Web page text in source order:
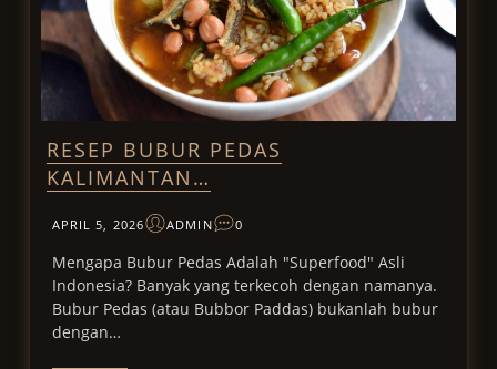
RESEP BUBUR PEDAS
KALIMANTAN…
APRIL 5, 2026 ADMIN 0
Mengapa Bubur Pedas Adalah "Superfood" Asli
Indonesia? Banyak yang terkecoh dengan namanya.
Bubur Pedas (atau Bubbor Paddas) bukanlah bubur
dengan…